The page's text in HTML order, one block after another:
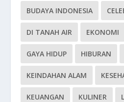
BUDAYA INDONESIA
DI TANAH AIR EKONOMI
GAYA HIDUP HIBURAN
KEINDAHAN ALAM
KEUANGAN KULINER